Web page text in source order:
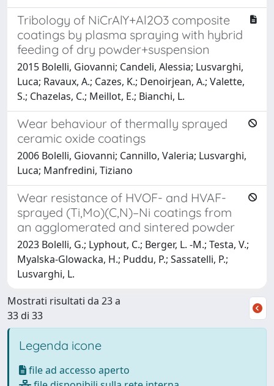
Tribology of NiCrAlY+Al2O3 composite
coatings by plasma spraying with hybrid
feeding of dry powder+suspension
2015 Bolelli, Giovanni; Candeli, Alessia; Lusvarghi,
Luca; Ravaux, A.; Cazes, K.; Denoirjean, A.; Valette,
S.; Chazelas, C.; Meillot, E.; Bianchi, L.
Wear behaviour of thermally sprayed
ceramic oxide coatings
2006 Bolelli, Giovanni; Cannillo, Valeria; Lusvarghi,
Luca; Manfredini, Tiziano
Wear resistance of HVOF- and HVAF-
sprayed (Ti,Mo)(C,N)–Ni coatings from
an agglomerated and sintered powder
2023 Bolelli, G.; Lyphout, C.; Berger, L. -M.; Testa, V.;
Myalska-Glowacka, H.; Puddu, P.; Sassatelli, P.;
Lusvarghi, L.
Mostrati risultati da 23 a
33 di 33
Legenda icone
file ad accesso aperto